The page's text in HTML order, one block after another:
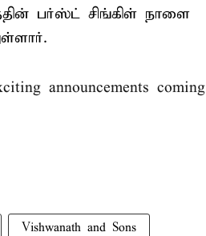
பர்ஸ்ட் சிங்கிள் நாளை
announcements coming
Vishwanath and Sons